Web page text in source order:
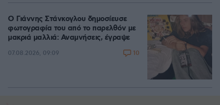
Ο Γιάννης Στάνκογλου δημοσίευσε
φωτογραφία του από το παρελθόν με
μακριά μαλλιά: Αναμνήσεις, έγραψε
07.08.2026, 09:09 10